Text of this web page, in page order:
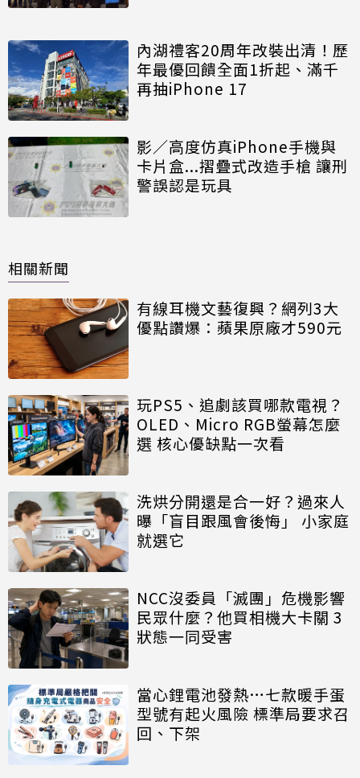
內湖禮客20周年改裝出清！歷
年最優回饋全面1折起、滿千
再抽iPhone 17
影／高度仿真iPhone手機與
卡片盒...摺疊式改造手槍 讓刑
警誤認是玩具
相關新聞
有線耳機文藝復興？網列3大
優點讚爆：蘋果原廠才590元
玩PS5、追劇該買哪款電視？
OLED、Micro RGB螢幕怎麼
選 核心優缺點一次看
洗烘分開還是合一好？過來人
曝「盲目跟風會後悔」 小家庭
就選它
NCC沒委員「滅團」危機影響
民眾什麼？他買相機大卡關 3
狀態一同受害
當心鋰電池發熱…七款暖手蛋
型號有起火風險 標準局要求召
回、下架